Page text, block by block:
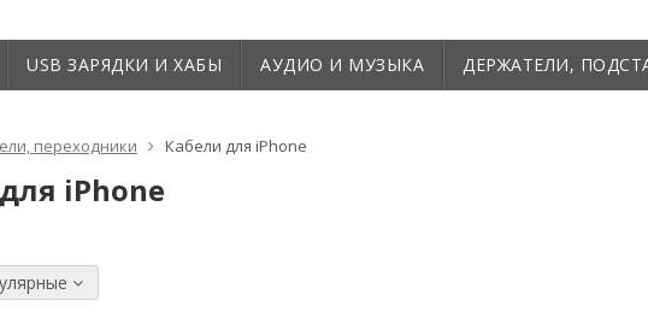
USB ЗАРЯДКИ И ХАБЫ АУДИО И МУЗЫКА ДЕРЖАТЕЛИ,
переходники Кабели для iPhone
iPhone